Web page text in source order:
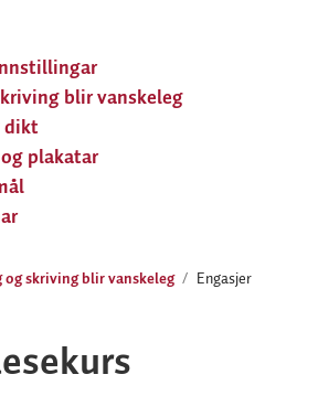
blir vanskeleg
dikt
plakatar
og skriving blir vanskeleg
Engasjer